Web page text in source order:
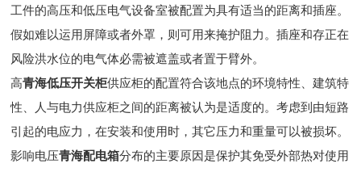
工件的高压和低压电气设备室被配置为具有适当的距离和插座。
假如难以运用屏障或者外罩，则可用来掩护阻力。插座和存正在
风险洪水位的电气体必需被遮盖或者置于臂外。
高青海低压开关柜供应柜的配置符合该地点的环境特性、建筑特
性、人与电力供应柜之间的距离被认为是适度的。考虑到由短路
引起的电应力，在安装和使用时，其它压力和重量可以被损坏。
影响电压青海配电箱分布的主要原因是保护其免受外部热对使用